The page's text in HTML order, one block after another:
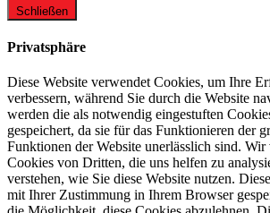
Schließen
Privatsphäre
Diese Website verwendet Cookies, um Ihre
verbessern, während Sie durch die Website
werden die als notwendig eingestuften
gespeichert, da sie für das Funktionieren der
Funktionen der Website unerlässlich sind. Wir
Cookies von Dritten, die uns helfen zu
verstehen, wie Sie diese Website nutzen.
mit Ihrer Zustimmung in Ihrem Browser